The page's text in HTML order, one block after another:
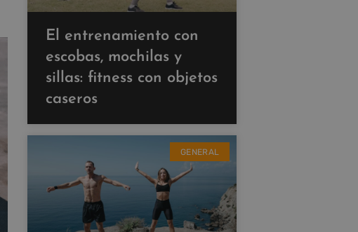
El entrenamiento con
escobas, mochilas y
sillas: fitness con objetos
caseros
GENERAL